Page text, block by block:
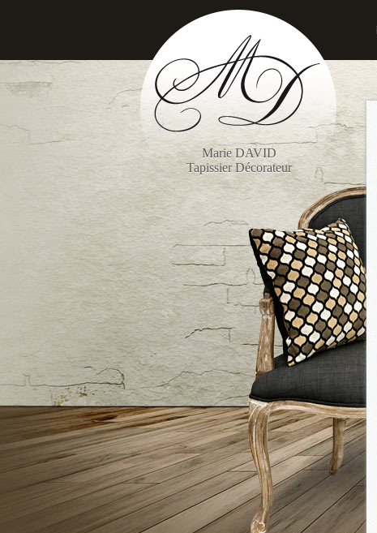
Marie DAVID
Tapissier Décorateur